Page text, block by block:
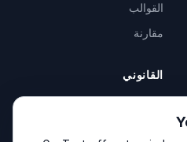
القوالب
مقارنة
القانوني